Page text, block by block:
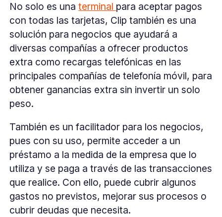
No solo es unaterminal para aceptar pagos
con todas las tarjetas, Clip también es una
solución para negocios que ayudará a
diversas compañías a ofrecer productos
extra como recargas telefónicas en las
principales compañías de telefonía móvil, para
obtener ganancias extra sin invertir un solo
peso.
También es un facilitador para los negocios,
pues con su uso, permite acceder a un
préstamo a la medida de la empresa que lo
utiliza y se paga a través de las transacciones
que realice. Con ello, puede cubrir algunos
gastos no previstos, mejorar sus procesos o
cubrir deudas que necesita.